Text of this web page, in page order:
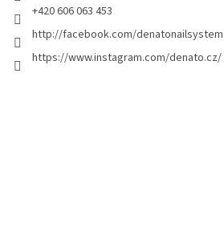
+420 606 063 453
http://facebook.com/denatonailsystem
https://www.instagram.com/denato.cz/